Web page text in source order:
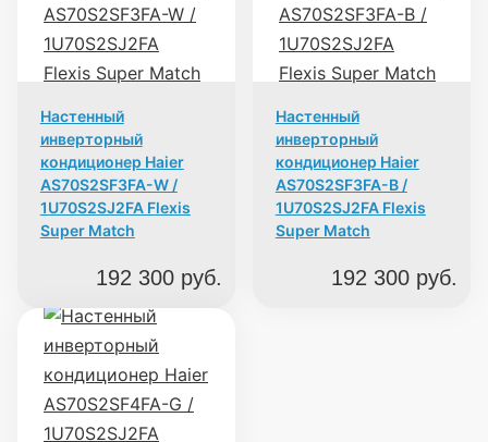
Настенный
инверторный
кондиционер Haier
AS70S2SF3FA-W /
1U70S2SJ2FA Flexis
Super Match
192 300 руб.
Настенный
инверторный
кондиционер Haier
AS70S2SF3FA-B /
1U70S2SJ2FA Flexis
Super Match
192 300 руб.